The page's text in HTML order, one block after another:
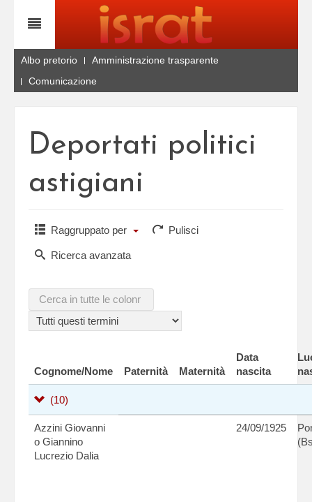
Albo pretorio
Amministrazione trasparente
Comunicazione
Deportati politici
astigiani
Raggruppato per Pulisci
Ricerca avanzata
Cognome/Nome Paternità Maternità
Data
nascita
(10)
Azzini Giovanni
o Giannino
Lucrezio Dalia
24/09/1925